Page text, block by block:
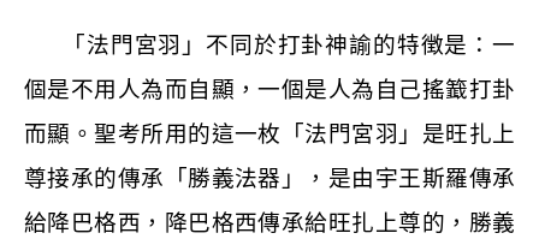
「法門宮羽」不同於打卦神諭的特徴是：一
個是不用人為而自顯，一個是人為自己搖籖打卦
而顯。聖考所用的這一枚「法門宮羽」是旺扎上
尊接承的傳承「勝義法器」，是由宇王斯羅傳承
給降巴格西，降巴格西傳承給旺扎上尊的，勝義